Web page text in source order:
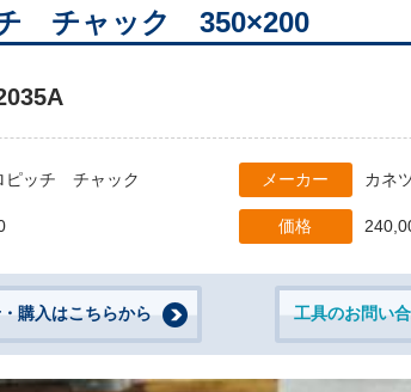
チャック 350×200
ピッチ チャック メーカー カネ
価格
購入はこちらから 工具のお問い